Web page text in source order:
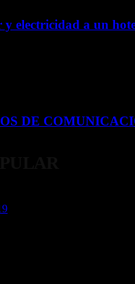
y electricidad a un
DE